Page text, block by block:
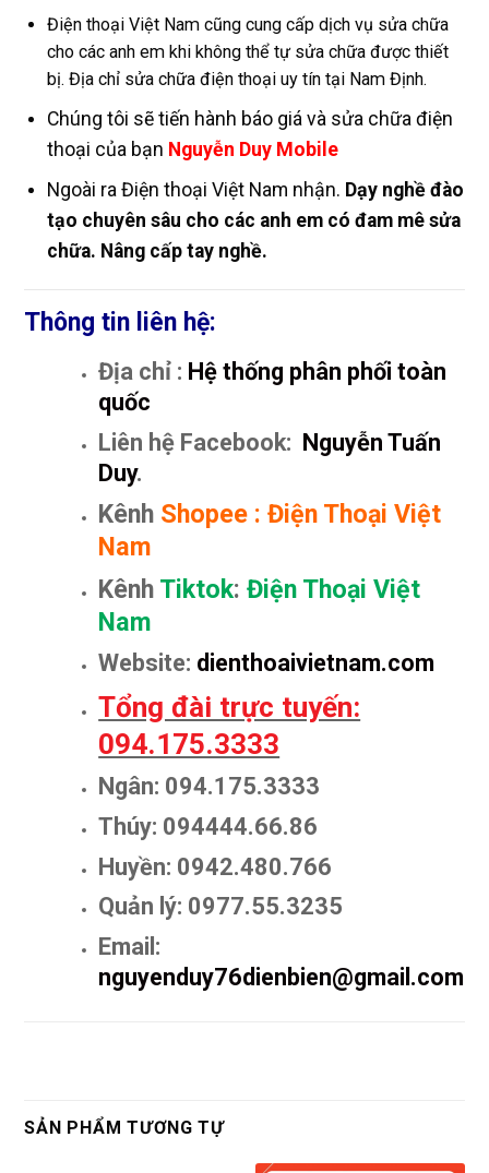
Điện thoại Việt Nam cũng cung cấp dịch vụ sửa chữa
cho các anh em khi không thể tự sửa chữa được thiết
bị. Địa chỉ sửa chữa điện thoại uy tín tại Nam Định.
Chúng tôi sẽ tiến hành báo giá và sửa chữa điện
thoại của bạn Nguyễn Duy Mobile
Ngoài ra Điện thoại Việt Nam nhận. Dạy nghề đào
tạo chuyên sâu cho các anh em có đam mê sửa
chữa. Nâng cấp tay nghề.
Thông tin liên hệ:
Địa chỉ : Hệ thống phân phối toàn
quốc
Liên hệ Facebook: Nguyễn Tuấn
Duy.
Kênh Shopee :Điện Thoại Việt
Nam
Kênh Tiktok:Điện Thoại Việt
Nam
Website: dienthoaivietnam.com
Tổng đài trực tuyến:
094.175.3333
Ngân: 094.175.3333
Thúy: 094444.66.86
Huyền: 0942.480.766
Quản lý: 0977.55.3235
Email:
nguyenduy76dienbien@gmail.com
SẢN PHẨM TƯƠNG TỰ